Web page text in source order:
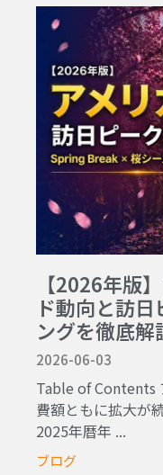
【2026年版
ド動向と訪
ングを徹底解
2026-06-03
Table of Contents
費額ともに拡大が
2025年暦年 ...
ブログ